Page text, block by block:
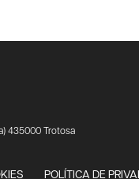
435000 Trotosa
POLÍTICA DE